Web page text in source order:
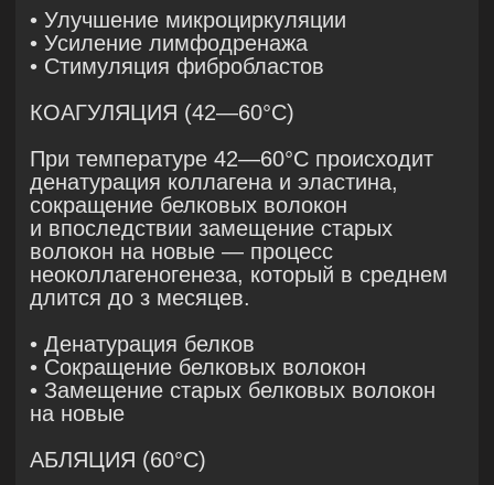
Плазмотерапия позволяет мягко
подготовить пациента: после чистки,
которая обязательна в этом протоколе,
аргоновая плазма оказывает
действие. Терапия аргоновой плазмой
в первую неделю курса лечения даёт
после первой процедуры, параллельно
освежая цвет лица и оказывая
увлажняющее действие на кожу. Частота
проведения процедур — один раз
в неделю. Продолжительность первого
этапа зависит от индивидуальных
особенностей пациента и в среднем
занимает от 1 до 2 месяцев.
Микроигольчатая rf-терапия + азотная
Процедура VIVACE оказывает прямое
воздействие на ретикулярный слой
дермы, уменьшая редукцию сальных
желез и оказывая стимулирующее
действие на кожу. Воздействие сразу
плазмой аппарата PLADUO позволяет
избежать новых высыпаний и оказывает